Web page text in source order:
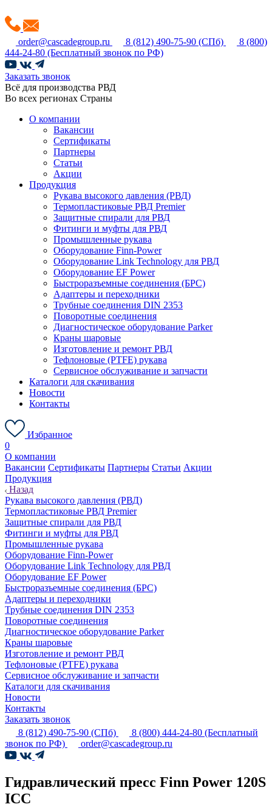
order@cascadegroup.ru 8 (812) 490-75-90 (СПб)
8 (800)
444-24-80 (Бесплатный звонок по РФ)
Заказать звонок
Всё для производства РВД
Во всех регионах Страны
О компании
Вакансии
Сертификаты
Партнеры
Статьи
Акции
Продукция
Рукава высокого давления (РВД)
Термопластиковые РВД Premier
Защитные спирали для РВД
Фитинги и муфты для РВД
Промышленные рукава
Оборудование Finn-Power
Оборудование Link Technology для РВД
Оборудование EF Power
Быстроразъемные соединения (БРС)
Адаптеры и переходники
Трубные соединения DIN 2353
Поворотные соединения
Диагностическое оборудование Parker
Краны шаровые
Изготовление и ремонт РВД
Тефлоновые (PTFE) рукава
Сервисное обслуживание и запчасти
Каталоги для скачивания
Новости
Контакты
Избранное
0
О компании
Вакансии Сертификаты Партнеры Статьи Акции
Продукция
Назад
Рукава высокого давления (РВД)
Термопластиковые РВД Premier
Защитные спирали для РВД
Фитинги и муфты для РВД
Промышленные рукава
Оборудование Finn-Power
Оборудование Link Technology для РВД
Оборудование EF Power
Быстроразъемные соединения (БРС)
Адаптеры и переходники
Трубные соединения DIN 2353
Поворотные соединения
Диагностическое оборудование Parker
Краны шаровые
Изготовление и ремонт РВД
Тефлоновые (PTFE) рукава
Сервисное обслуживание и запчасти
Каталоги для скачивания
Новости
Контакты
Заказать звонок
8 (812) 490-75-90 (СПб) 8 (800) 444-24-80 (Бесплатный
звонок по РФ)
order@cascadegroup.ru
Гидравлический пресс Finn Power 120S
ICC